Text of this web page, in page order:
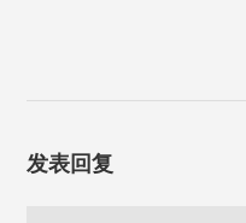
发表回复